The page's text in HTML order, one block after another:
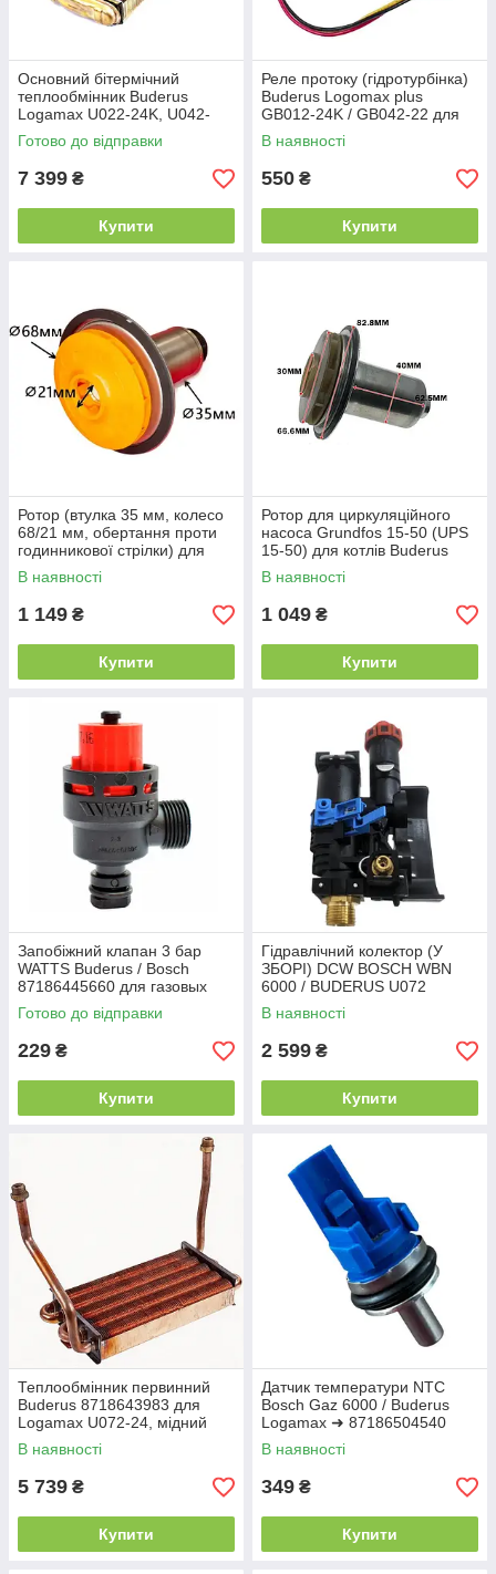
Основний бітермічний
теплообмінник Buderus
Logamax U022-24K, U042-
24K, U044-24K, U052-24K,
U054-24K
Готово до відправки
7 399 ₴
Купити
Реле протоку (гідротурбінка)
Buderus Logomax plus
GB012-24K / GB042-22 для
котла
В наявності
550 ₴
Купити
Ротор (втулка 35 мм, колесо
68/21 мм, обертання проти
годинникової стрілки) для
котла Buderus
В наявності
1 149 ₴
Купити
Ротор для циркуляційного
насоса Grundfos 15-50 (UPS
15-50) для котлів Buderus
В наявності
1 049 ₴
Купити
Запобіжний клапан 3 бар
WATTS Buderus / Bosch
87186445660 для газовых
котлов Logamax, Gaz - Турція
Готово до відправки
229 ₴
Купити
Гідравлічний колектор (У
ЗБОРІ) DCW BOSCH WBN
6000 / BUDERUS U072
87186455490
В наявності
2 599 ₴
Купити
Теплообмінник первинний
Buderus 8718643983 для
Logamax U072-24, мідний
270×160 мм
В наявності
5 739 ₴
Купити
Датчик температури NTC
Bosch Gaz 6000 / Buderus
Logamax ➜ 87186504540
оригінал
В наявності
349 ₴
Купити